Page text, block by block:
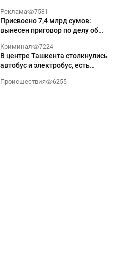
годовых
Реклама 7581
Присвоено 7,4 млрд сумов:
вынесен приговор по делу об
Ташкенте
Криминал 7224
В центре Ташкента столкнулись
автобус и электробус, есть
Происшествия 6255